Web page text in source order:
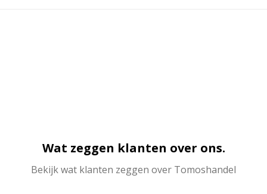
Wat zeggen klanten over ons.
Bekijk wat klanten zeggen over Tomoshandel